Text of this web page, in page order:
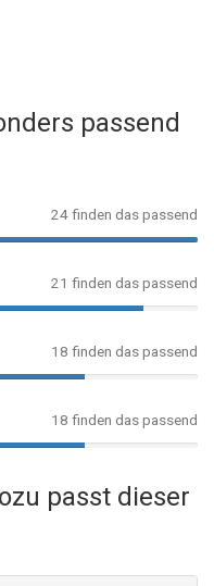
passend
24 finden das passend
21 finden das passend
18 finden das passend
18 finden das passend
passt dieser